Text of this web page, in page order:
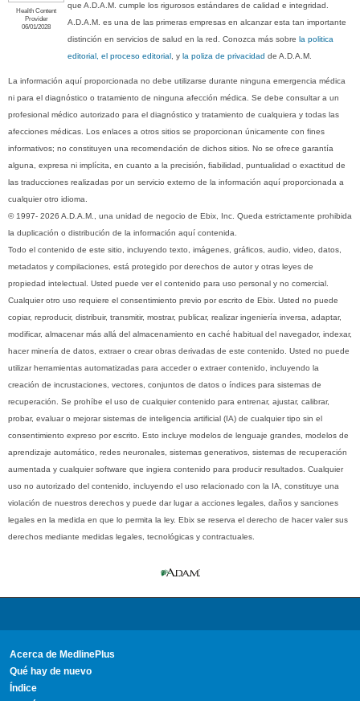
Health Content
Provider
06/01/2028
que A.D.A.M. cumple los rigurosos estándares de calidad e integridad.
A.D.A.M. es una de las primeras empresas en alcanzar esta tan importante
distinción en servicios de salud en la red. Conozca más sobrela politica
editorial, el proceso editorial, yla poliza de privacidad de A.D.A.M.
La información aquí proporcionada no debe utilizarse durante ninguna emergencia médica
ni para el diagnóstico o tratamiento de ninguna afección médica. Se debe consultar a un
profesional médico autorizado para el diagnóstico y tratamiento de cualquiera y todas las
afecciones médicas. Los enlaces a otros sitios se proporcionan únicamente con fines
informativos; no constituyen una recomendación de dichos sitios. No se ofrece garantía
alguna, expresa ni implícita, en cuanto a la precisión, fiabilidad, puntualidad o exactitud de
las traducciones realizadas por un servicio externo de la información aquí proporcionada a
cualquier otro idioma.
© 1997- 2026 A.D.A.M., una unidad de negocio de Ebix, Inc. Queda estrictamente prohibida
la duplicación o distribución de la información aquí contenida.
Todo el contenido de este sitio, incluyendo texto, imágenes, gráficos, audio, video, datos,
metadatos y compilaciones, está protegido por derechos de autor y otras leyes de
propiedad intelectual. Usted puede ver el contenido para uso personal y no comercial.
Cualquier otro uso requiere el consentimiento previo por escrito de Ebix. Usted no puede
copiar, reproducir, distribuir, transmitir, mostrar, publicar, realizar ingeniería inversa, adaptar,
modificar, almacenar más allá del almacenamiento en caché habitual del navegador, indexar,
hacer minería de datos, extraer o crear obras derivadas de este contenido. Usted no puede
utilizar herramientas automatizadas para acceder o extraer contenido, incluyendo la
creación de incrustaciones, vectores, conjuntos de datos o índices para sistemas de
recuperación. Se prohíbe el uso de cualquier contenido para entrenar, ajustar, calibrar,
probar, evaluar o mejorar sistemas de inteligencia artificial (IA) de cualquier tipo sin el
consentimiento expreso por escrito. Esto incluye modelos de lenguaje grandes, modelos de
aprendizaje automático, redes neuronales, sistemas generativos, sistemas de recuperación
aumentada y cualquier software que ingiera contenido para producir resultados. Cualquier
uso no autorizado del contenido, incluyendo el uso relacionado con la IA, constituye una
violación de nuestros derechos y puede dar lugar a acciones legales, daños y sanciones
legales en la medida en que lo permita la ley. Ebix se reserva el derecho de hacer valer sus
derechos mediante medidas legales, tecnológicas y contractuales.
Acerca de MedlinePlus
Qué hay de nuevo
Índice